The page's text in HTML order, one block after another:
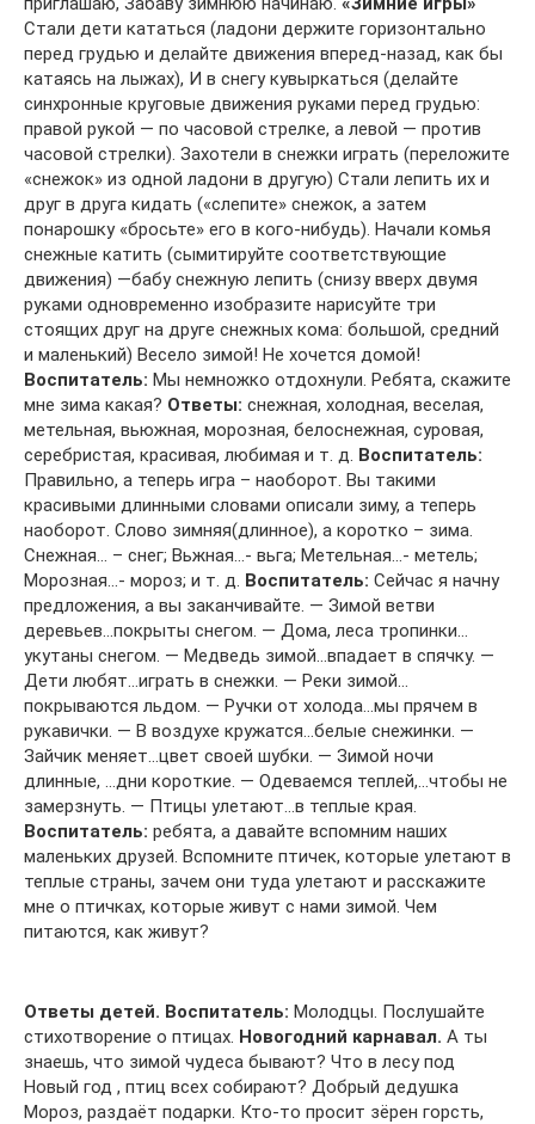
Стали дети кататься (ладони держите горизонтально
перед грудью и делайте движения вперед-назад, как бы
катаясь на лыжах), И в снегу кувыркаться (делайте
синхронные круговые движения руками перед грудью:
правой рукой — по часовой стрелке, а левой — против
часовой стрелки). Захотели в снежки играть (переложите
«снежок» из одной ладони в другую) Стали лепить их и
друг в друга кидать («слепите» снежок, а затем
понарошку «бросьте» его в кого-нибудь). Начали комья
снежные катить (сымитируйте соответствующие
движения) —бабу снежную лепить (снизу вверх двумя
руками одновременно изобразите нарисуйте три
стоящих друг на друге снежных кома: большой, средний
и маленький) Весело зимой! Не хочется домой!
Воспитатель: Мы немножко отдохнули. Ребята, скажите
мне зима какая? Ответы: снежная, холодная, веселая,
метельная, вьюжная, морозная, белоснежная, суровая,
серебристая, красивая, любимая и т. д. Воспитатель:
Правильно, а теперь игра – наоборот. Вы такими
красивыми длинными словами описали зиму, а теперь
наоборот. Слово зимняя(длинное), а коротко – зима.
Снежная… – снег; Вьжная…- вьга; Метельная…- метель;
Морозная…- мороз; и т. д. Воспитатель: Сейчас я начну
предложения, а вы заканчивайте. — Зимой ветви
деревьев…покрыты снегом. — Дома, леса тропинки…
укутаны снегом. — Медведь зимой…впадает в спячку. —
Дети любят…играть в снежки. — Реки зимой…
покрываются льдом. — Ручки от холода…мы прячем в
рукавички. — В воздухе кружатся…белые снежинки. —
Зайчик меняет…цвет своей шубки. — Зимой ночи
длинные, …дни короткие. — Одеваемся теплей,…чтобы не
замерзнуть. — Птицы улетают…в теплые края.
Воспитатель: ребята, а давайте вспомним наших
маленьких друзей. Вспомните птичек, которые улетают в
теплые страны, зачем они туда улетают и расскажите
мне о птичках, которые живут с нами зимой. Чем
питаются, как живут?
Ответы детей. Воспитатель: Молодцы. Послушайте
стихотворение о птицах. Новогодний карнавал. А ты
знаешь, что зимой чудеса бывают? Что в лесу под
Новый год , птиц всех собирают? Добрый дедушка
Мороз, раздаёт подарки. Кто-то просит зёрен горсть,